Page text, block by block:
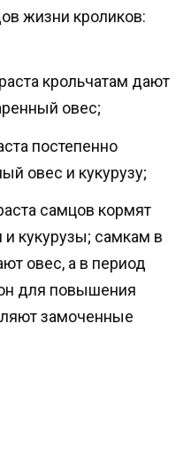
жизни кроликов:
крольчатам дают
овес;
постепенно
овес и кукурузу;
самцов кормят
кукурузы; самкам в
овес, а в период
для повышения
замоченные